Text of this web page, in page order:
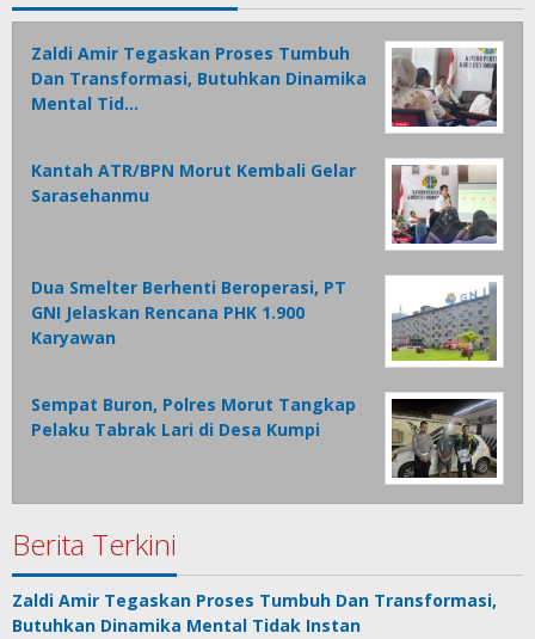
Zaldi Amir Tegaskan Proses Tumbuh
Dan Transformasi, Butuhkan Dinamika
Mental Tid…
Kantah ATR/BPN Morut Kembali Gelar
Sarasehanmu
Dua Smelter Berhenti Beroperasi, PT
GNI Jelaskan Rencana PHK 1.900
Karyawan
Sempat Buron, Polres Morut Tangkap
Pelaku Tabrak Lari di Desa Kumpi
Berita Terkini
Zaldi Amir Tegaskan Proses Tumbuh Dan Transformasi,
Butuhkan Dinamika Mental Tidak Instan